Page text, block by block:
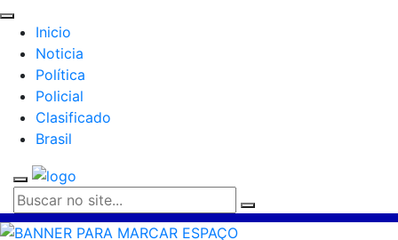
Inicio
Noticia
Política
Policial
Clasificado
Brasil